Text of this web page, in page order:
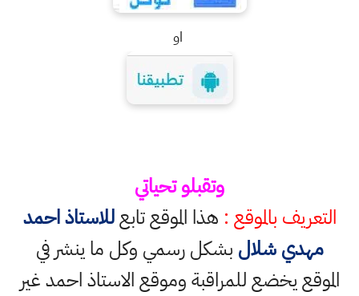
او
وتقبلو تحياتي
التعريف بالموقع : هذا الموقع تابعللاستاذ احمد
مهدي شلال بشكل رسمي وكل ما ينشر في
الموقع يخضع للمراقبة وموقع الاستاذ احمد غير